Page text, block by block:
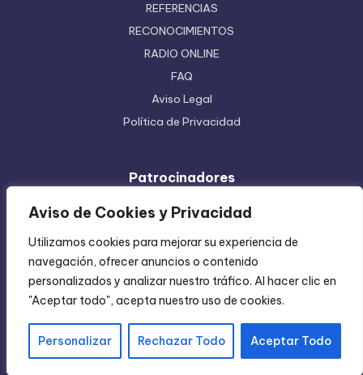
Aviso de Cookies y Privacidad
Utilizamos cookies para mejorar su experiencia de
navegación, ofrecer anuncios o contenido
personalizados y analizar nuestro tráfico. Al hacer clic en
"Aceptar todo", acepta nuestro uso de cookies.
Personalizar Rechazar Todo Aceptar Todo
REFERENCIAS
RECONOCIMIENTOS
RADIO ONLINE
FAQ
Aviso Legal
Política de Privacidad
Patrocinadores
Ferretera Centenario de Monterrey
Inyección de Plástico
Mundo Impreso
Directorio de Coatzintla
Copyright 2004-2026 —Chica Regia . All rights reserved.